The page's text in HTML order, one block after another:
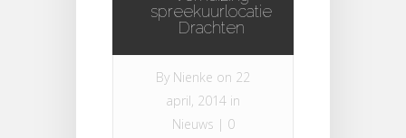
spreekuurlocatie
Drachten
By Nienke on 22
april, 2014 in
Nieuws | 0